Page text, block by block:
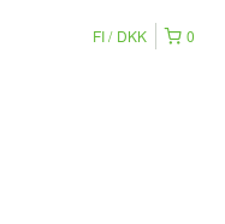
0
FI DKK